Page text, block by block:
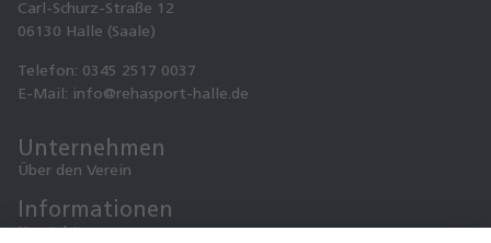
Carl-Schurz-Straße 12
06130 Halle (Saale)
Telefon: 0345 2517 0037
E-Mail: info@rehasport-halle.de
Unternehmen
Über den Verein
Informationen
Kontakt